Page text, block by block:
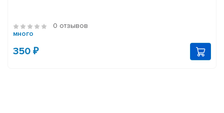
0 отзывов
много
350 ₽